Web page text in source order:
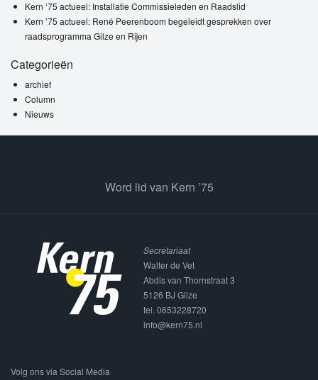
Kern ‘75 actueel: Installatie Commissieleden en Raadslid
Kern ’75 actueel: René Peerenboom begeleidt gesprekken over
raadsprogramma Gilze en Rijen
Categorieën
archief
Column
Nieuws
Word lid van Kern ’75
Secretariaat
Walter de Vet
Abdis van Thornstraat 3
5126 BJ Gilze
tel. 0653228720
info@kern75.nl
Volg ons via Social Media